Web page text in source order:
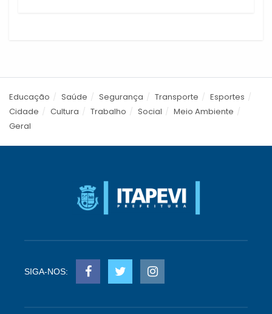
Educação Saúde Segurança Transporte
Esportes
Cidade
Cultura Trabalho Social
Meio Ambiente
Geral
SIGA-NOS: